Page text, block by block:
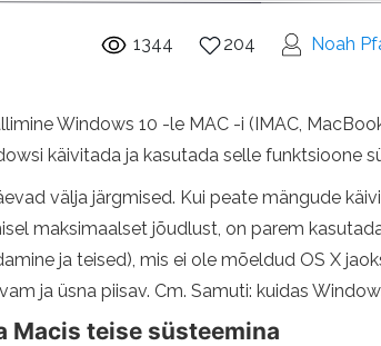
1344 204 Noah
Windows 10 -le MAC -i (IMAC,
käivitada ja kasutada selle funktsioone
välja järgmised. Kui peate mängude
maksimaalset jõudlust, on parem
ja teised), mis ei ole mõeldud OS X
ja üsna piisav. Cm. Samuti: kuidas
Macis teise süsteemina